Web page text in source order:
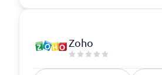
Zoho